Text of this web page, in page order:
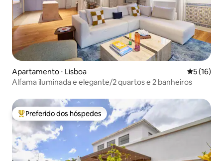
Apartamento ⋅ Lisboa 5 de uma
5 (16)
Alfama iluminada e elegante/2 quartos e 2 banheiros
Entre os melhores preferidos dos hóspedes
Preferido dos hóspedes